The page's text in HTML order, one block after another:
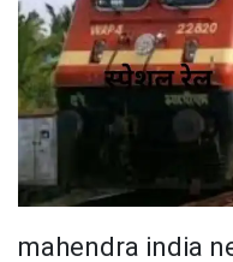
mahendra india